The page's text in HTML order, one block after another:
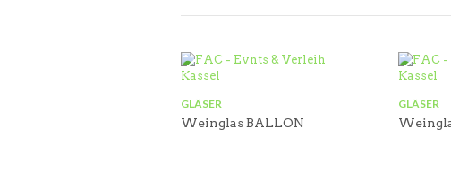
GLÄSER
Weinglas BALLON
GLÄSER